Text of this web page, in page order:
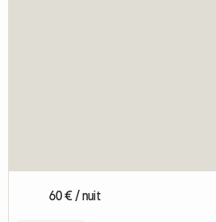
60 € / nuit